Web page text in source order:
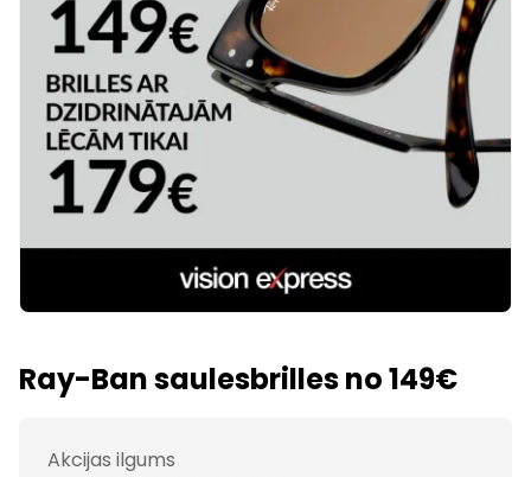
Ray-Ban saulesbrilles no 149€
Akcijas ilgums